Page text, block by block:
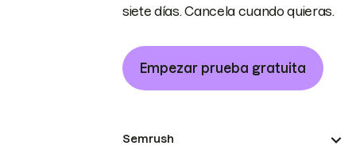
siete días. Cancela cuando quieras.
Empezar prueba gratuita
Semrush